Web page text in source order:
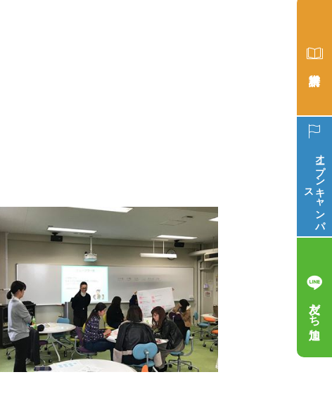
オープン
キ
ャ
ン
パ
ス
友だち追加